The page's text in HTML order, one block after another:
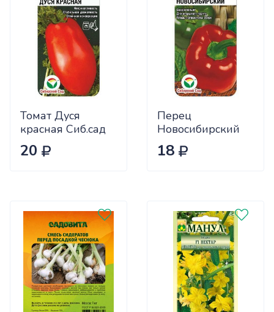
Томат Дуся
красная Сиб.сад
Ц
20
Перец
Новосибирский
(ранний) Сиб.сад
Ц
18